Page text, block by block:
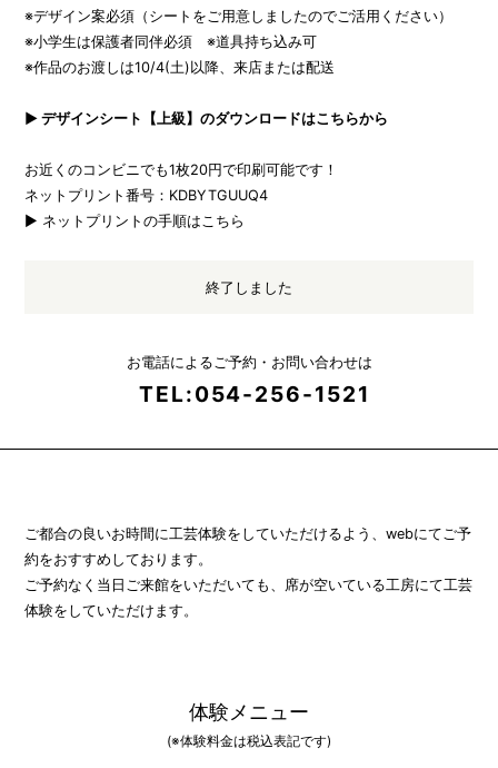
※デザイン案必須（シートをご用意しましたのでご活用ください）
※小学生は保護者同伴必須 ※道具持ち込み可
※作品のお渡しは10/4(土)以降、来店または配送
▶ デザインシート【上級】のダウンロードはこちらから
お近くのコンビニでも1枚20円で印刷可能です！
ネットプリント番号：KDBYTGUUQ4
▶ ネットプリントの手順はこちら
終了しました
お電話によるご予約・お問い合わせは
TEL:054-256-1521
ご都合の良いお時間に工芸体験をしていただけるよう、webにてご予
約をおすすめしております。
ご予約なく当日ご来館をいただいても、席が空いている工房にて工芸
体験をしていただけます。
体験メニュー
(※体験料金は税込表記です)